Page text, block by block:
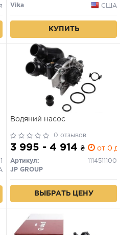
Vika
США
КУПИТЬ
Водяний насос
0 отзывов
3 995 - 4 914 ₴ от 0
Артикул:
1114511100
JP GROUP
ВЫБРАТЬ ЦЕНУ